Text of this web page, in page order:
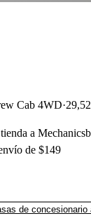
Cab 4WD
a
de $149
de concesionario